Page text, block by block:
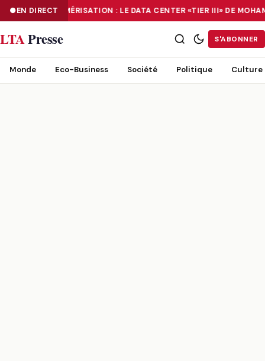
EN DIRECTNUMÉRISATION : LE DATA CENTER «TIER III» DE
NUMÉRISATION : LE DATA CENTER «TIER III» DE MOHAMMADIA, UN
LTAPresse S'ABONNER
Monde Eco-Business Société Politique Culture